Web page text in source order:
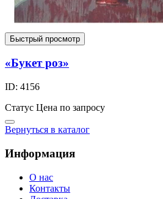
Быстрый просмотр
«Букет роз»
ID: 4156
Статус Цена по запросу
Вернуться в каталог
Информация
О нас
Контакты